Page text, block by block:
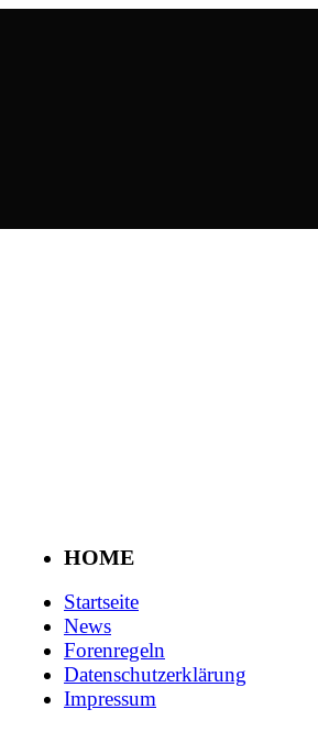
HOME
Startseite
News
Forenregeln
Datenschutzerklärung
Impressum